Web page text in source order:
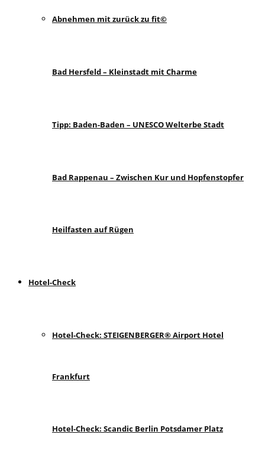
Abnehmen mit zurück zu fit©
Bad Hersfeld – Kleinstadt mit Charme
Tipp: Baden-Baden – UNESCO Welterbe Stadt
Bad Rappenau – Zwischen Kur und Hopfenstopfer
Heilfasten auf Rügen
Hotel-Check
Hotel-Check: STEIGENBERGER® Airport Hotel
Frankfurt
Hotel-Check: Scandic Berlin Potsdamer Platz